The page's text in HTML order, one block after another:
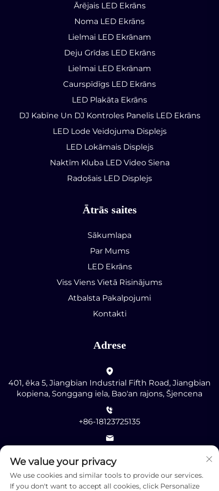
Ārējais LED Ekrāns
Noma LED Ekrāns
Lielmai LED Ekrānam
Deju Grīdas LED Ekrāns
Lielmai LED Ekrānam
Caurspīdīgs LED Ekrāns
LED Plakāta Ekrāns
DJ Kabīne Un DJ Kontroles Panelis LED Ekrāns
LED Lode Veidojuma Displejs
LED Lokāmais Displejs
Naktīm Kluba LED Video Siena
Radošais LED Displejs
Ātrās saites
Sākumlapa
Par Mums
LED Ekrāns
Viss Viens Vietā Risinājums
Atbalsta Pakalpojumi
Kontakti
Adrese
401, ēka 5, Jiangbian Industrial Fifth Road, Jiangbian
kopiena, Songgang iela, Bao'an rajons, Šjencena
+86-18123725135
We value your privacy
We use cookies and similar tools to provide our services.
If you don't want to accept all cookies, click Personalize